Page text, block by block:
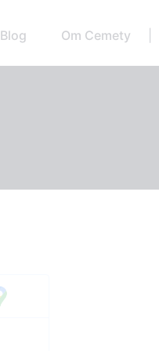
Blog Om Cemety